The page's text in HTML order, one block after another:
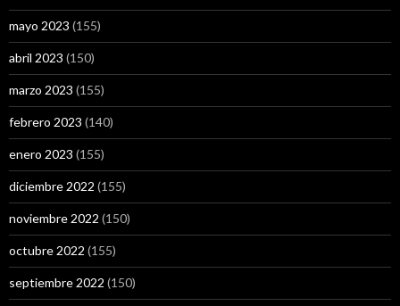
mayo 2023 (155)
abril 2023 (150)
marzo 2023 (155)
febrero 2023 (140)
enero 2023 (155)
diciembre 2022 (155)
noviembre 2022 (150)
octubre 2022 (155)
septiembre 2022 (150)